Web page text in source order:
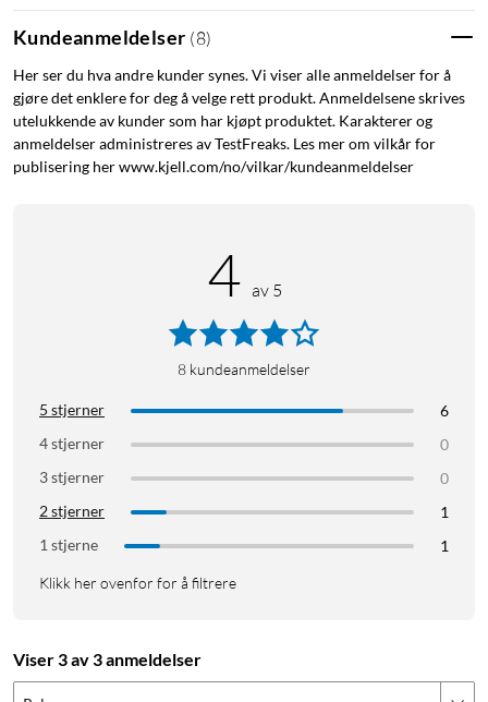
Kundeanmeldelser (8)
Her ser du hva andre kunder synes. Vi viser alle anmeldelser for å
gjøre det enklere for deg å velge rett produkt. Anmeldelsene skrives
utelukkende av kunder som har kjøpt produktet. Karakterer og
anmeldelser administreres av TestFreaks. Les mer om vilkår for
publisering her www.kjell.com/no/vilkar/kundeanmeldelser
4 av 5
8 kundeanmeldelser
5 stjerner
6
4 stjerner
0
3 stjerner
0
2 stjerner
1
1 stjerne
1
Klikk her ovenfor for å filtrere
Viser 3 av 3 anmeldelser